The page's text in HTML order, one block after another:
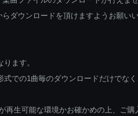
ダウンロードを頂けますようお願いい
ます。
での1曲毎のダウンロードだけでな
生可能な環境かお確かめの上、ご購